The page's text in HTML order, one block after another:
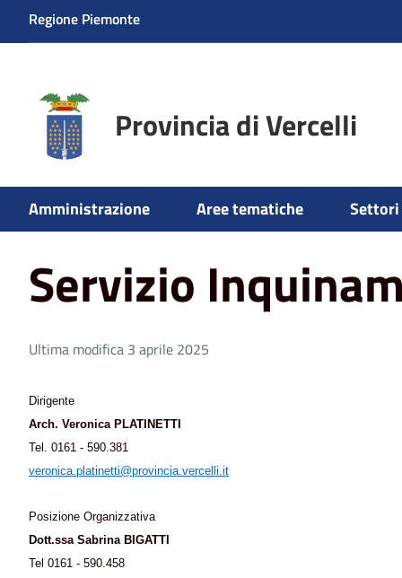
Regione Piemonte
Provincia di Vercelli
Amministrazione Aree tematiche
Home Aree tematiche Ambiente Servizio
Servizio
Ultima modifica 3 aprile 2025
Dirigente
Arch. Veronica PLATINETTI
Tel. 0161 - 590.381
veronica.platinetti@provincia.vercelli.it
Posizione Organizzativa
Dott.ssa Sabrina BIGATTI
Tel 0161 - 590.458